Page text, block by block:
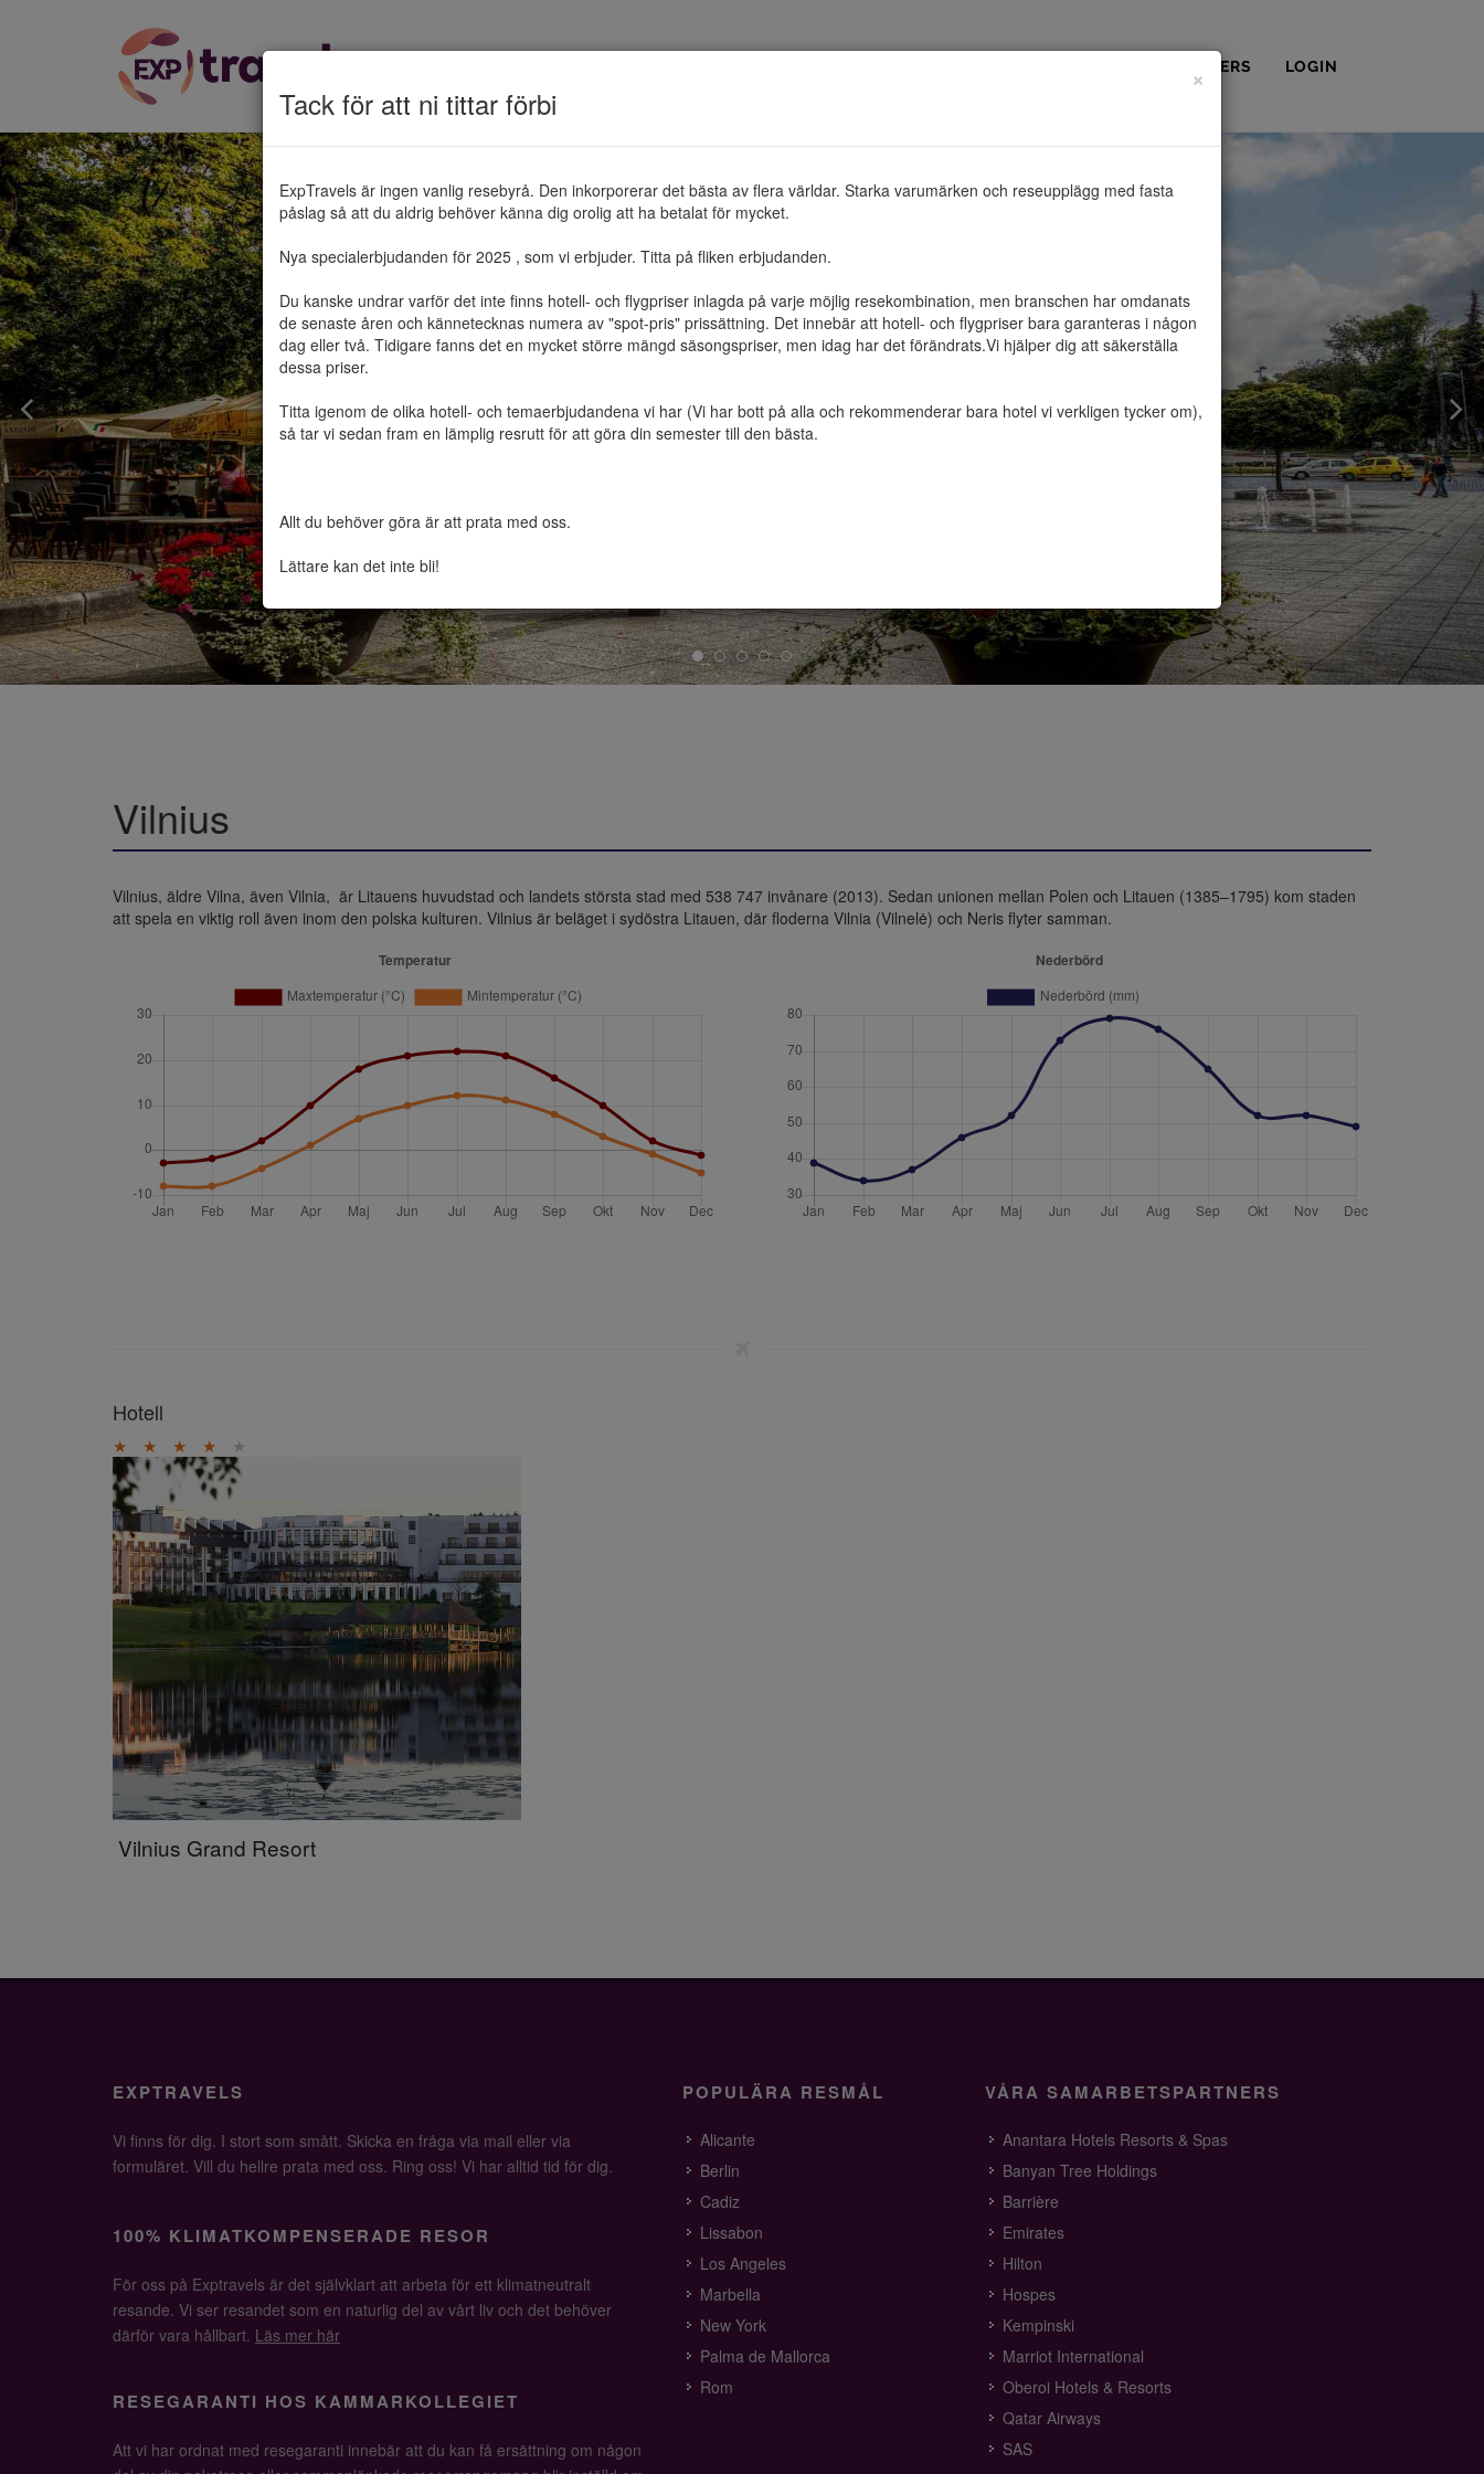
PARTNERS LOGIN
Tack för att ni tittar förbi
×
ExpTravels är ingen vanlig resebyrå. Den inkorporerar det bästa av flera världar. Starka varumärken och reseupplägg med fasta
påslag så att du aldrig behöver känna dig orolig att ha betalat för mycket.
Nya specialerbjudanden för 2025 , som vi erbjuder. Titta på fliken erbjudanden.
Du kanske undrar varför det inte finns hotell- och flygpriser inlagda på varje möjlig resekombination, men branschen har omdanats
de senaste åren och kännetecknas numera av "spot-pris" prissättning. Det innebär att hotell- och flygpriser bara garanteras i någon
dag eller två. Tidigare fanns det en mycket större mängd säsongspriser, men idag har det förändrats.Vi hjälper dig att säkerställa
dessa priser.
Titta igenom de olika hotell- och temaerbjudandena vi har (Vi har bott på alla och rekommenderar bara hotel vi verkligen tycker om),
så tar vi sedan fram en lämplig resrutt för att göra din semester till den bästa.
Allt du behöver göra är att prata med oss.
Lättare kan det inte bli!
Vilnius
Vilnius, äldre Vilna, även Vilnia,  är Litauens huvudstad och landets största stad med 538 747 invånare (2013). Sedan unionen mellan Polen och Litauen (1385–1795) kom staden
att spela en viktig roll även inom den polska kulturen. Vilnius är beläget i sydöstra Litauen, där floderna Vilnia (Vilnelė) och Neris flyter samman.
Hotell
★ ★ ★ ★ ★
Vilnius Grand Resort
EXPTRAVELS
Vi finns för dig. I stort som smått. Skicka en fråga via mail eller via
formuläret. Vill du hellre prata med oss. Ring oss! Vi har alltid tid för dig.
100% KLIMATKOMPENSERADE RESOR
För oss på Exptravels är det självklart att arbeta för ett klimatneutralt
resande. Vi ser resandet som en naturlig del av vårt liv och det behöver
därför vara hållbart. Läs mer här
RESEGARANTI HOS KAMMARKOLLEGIET
Att vi har ordnat med resegaranti innebär att du kan få ersättning om någon
POPULÄRA RESMÅL
Alicante
Berlin
Cadiz
Lissabon
Los Angeles
Marbella
New York
Palma de Mallorca
Rom
VÅRA SAMARBETSPARTNERS
Anantara Hotels Resorts & Spas
Banyan Tree Holdings
Barrière
Emirates
Hilton
Hospes
Kempinski
Marriot International
Oberoi Hotels & Resorts
Qatar Airways
SAS